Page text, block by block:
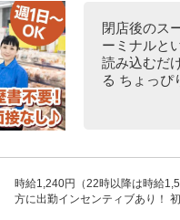
閉店後のス
ーミナルと
読み込むだ
る ちょっぴ
時給1,240円（22時以降は時給
方に出勤インセンティブあり！